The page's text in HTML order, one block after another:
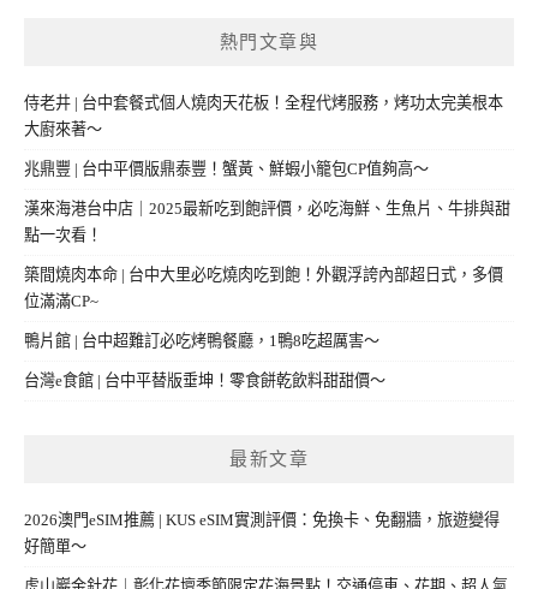
熱門文章與
侍老井 | 台中套餐式個人燒肉天花板！全程代烤服務，烤功太完美根本
大廚來著～
兆鼎豐 | 台中平價版鼎泰豐！蟹黃、鮮蝦小籠包CP值夠高～
漢來海港台中店｜2025最新吃到飽評價，必吃海鮮、生魚片、牛排與甜
點一次看！
築間燒肉本命 | 台中大里必吃燒肉吃到飽！外觀浮誇內部超日式，多價
位滿滿CP~
鴨片館 | 台中超難訂必吃烤鴨餐廳，1鴨8吃超厲害～
台灣e食館 | 台中平替版垂坤！零食餅乾飲料甜甜價～
最新文章
2026澳門eSIM推薦 | KUS eSIM實測評價：免換卡、免翻牆，旅遊變得
好簡單～